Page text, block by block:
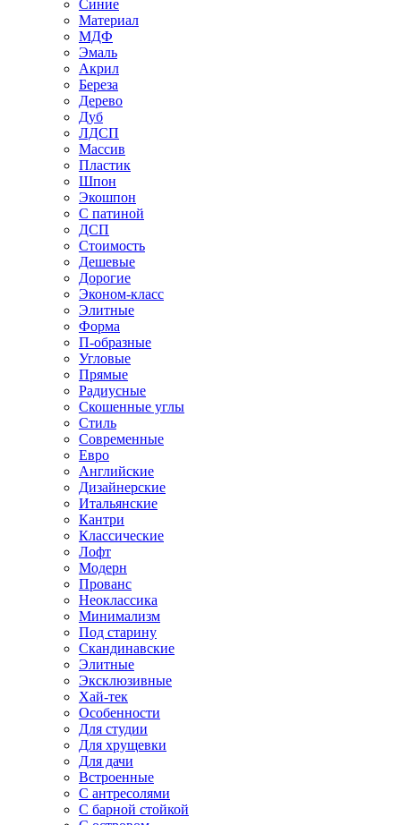
Синие
Материал
МДФ
Эмаль
Акрил
Береза
Дерево
Дуб
ЛДСП
Массив
Пластик
Шпон
Экошпон
С патиной
ДСП
Стоимость
Дешевые
Дорогие
Эконом-класс
Элитные
Форма
П-образные
Угловые
Прямые
Радиусные
Скошенные углы
Стиль
Современные
Евро
Английские
Дизайнерские
Итальянские
Кантри
Классические
Лофт
Модерн
Прованс
Неоклассика
Минимализм
Под старину
Скандинавские
Элитные
Эксклюзивные
Хай-тек
Особенности
Для студии
Для хрущевки
Для дачи
Встроенные
С антресолями
С барной стойкой